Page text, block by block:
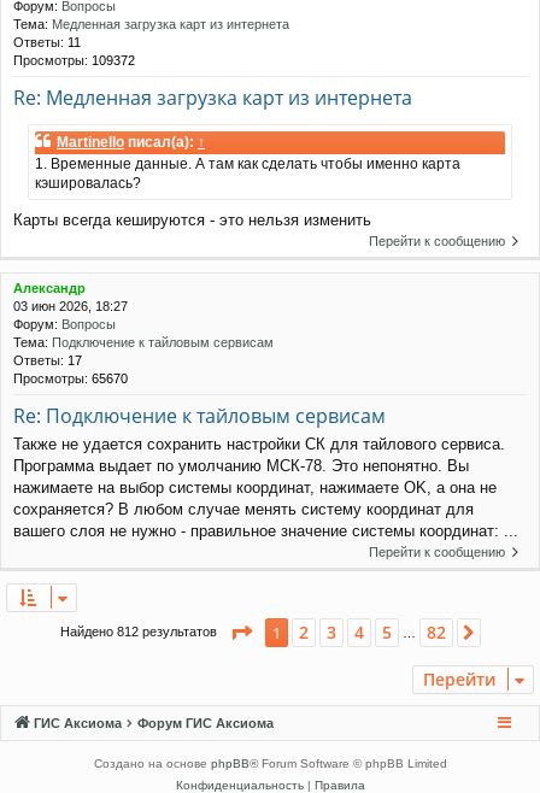
Форум: Вопросы
Тема: Медленная загрузка карт из интернета
Ответы: 11
Просмотры: 109372
Re: Медленная загрузка карт из интернета
Martinello писал(а): ↑
1. Временные данные. А там как сделать чтобы именно карта
кэшировалась?
Карты всегда кешируются - это нельзя изменить
Перейти к сообщению
Александр
03 июн 2026, 18:27
Форум: Вопросы
Тема: Подключение к тайловым сервисам
Ответы: 17
Просмотры: 65670
Re: Подключение к тайловым сервисам
Также не удается сохранить настройки СК для тайлового сервиса.
Программа выдает по умолчанию МСК-78. Это непонятно. Вы
нажимаете на выбор системы координат, нажимаете OK, а она не
сохраняется? В любом случае менять систему координат для
вашего слоя не нужно - правильное значение системы координат: ...
Перейти к сообщению
Найдено 812 результатов Страница из 82
1 2 3 4 5 82
Перейти
ГИС Аксиома Форум ГИС Аксиома
Создано на основе phpBB® Forum Software © phpBB Limited
Конфиденциальность| Правила